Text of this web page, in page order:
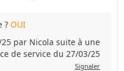
? OUI
par Nicola suite à une
de service du 27/03/25
Signaler